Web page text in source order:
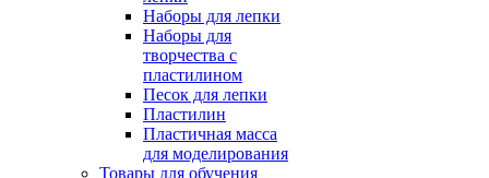
Наборы для лепки
Наборы для
творчества с
пластилином
Песок для лепки
Пластилин
Пластичная масса
для моделирования
Товары для обучения